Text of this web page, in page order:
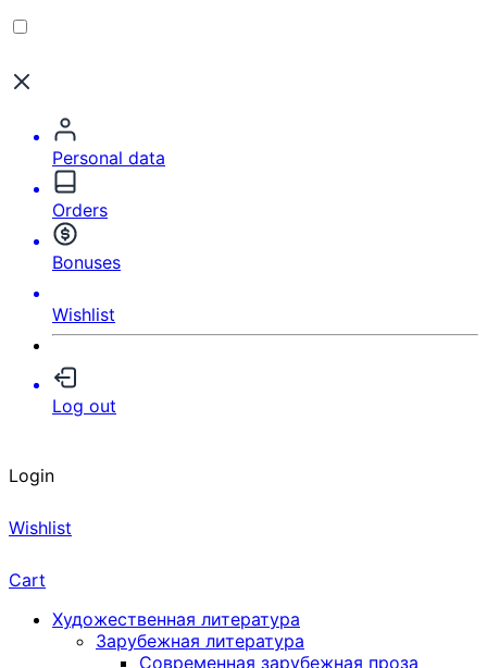
Personal data
Orders
Bonuses
Wishlist
Log out
Login
Wishlist
Cart
Художественная литература
Зарубежная литература
Современная зарубежная проза